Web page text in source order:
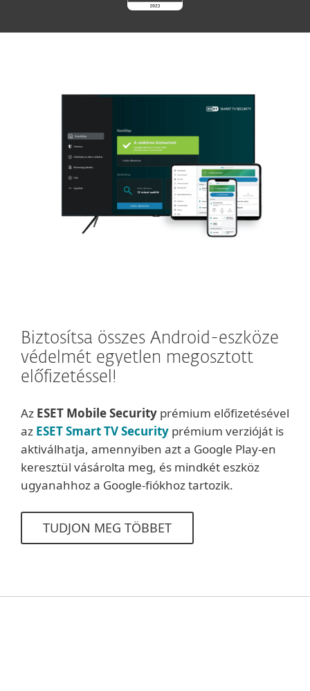
Biztosítsa összes Android-eszköze
védelmét egyetlen megosztott
előfizetéssel!
Az ESET Mobile Security prémium előfizetésével
az ESET Smart TV Security prémium verzióját is
aktiválhatja, amennyiben azt a Google Play-en
keresztül vásárolta meg, és mindkét eszköz
ugyanahhoz a Google-fiókhoz tartozik.
TUDJON MEG TÖBBET